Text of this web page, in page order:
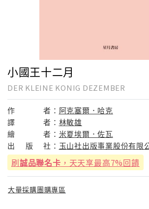
小國王十二月
DER KLEINE KONIG DEZEMBER
作 者： 阿克塞爾．哈克
譯
者： 林敏雄
繪
者： 米夏埃爾．佐瓦
出
版 社： 玉山社出版事業股份有限
刷誠品聯名卡 ，天天享最高7%回饋
大量採購團購專區